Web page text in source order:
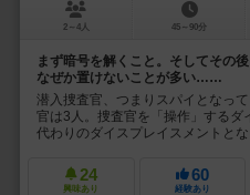
2～4人 45～90分
まず暗号を解くこと。そしてその
なぜか置けないことが多い……
潜入捜査官、つまりスパイとなっ
官は3人。捜査官を「操作」するダ
代わりのダイスプレイスメントとな
24
興味あり
60
経験あり